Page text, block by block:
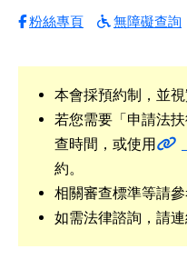
粉絲專頁 無障礙查詢
本會採預約制，並
若您需要「申請法
查時間，或使用
約。
相關審查標準等請
如需法律諮詢，請